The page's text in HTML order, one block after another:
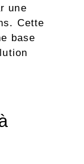
une
Cette
base